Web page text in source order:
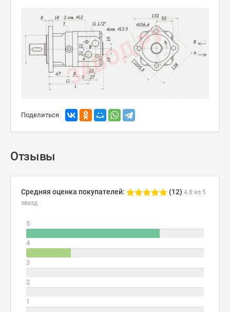
Поделиться
Отзывы
Средняя оценка покупателей: (12) 4.8 из 5
звезд
5
4
3
2
1